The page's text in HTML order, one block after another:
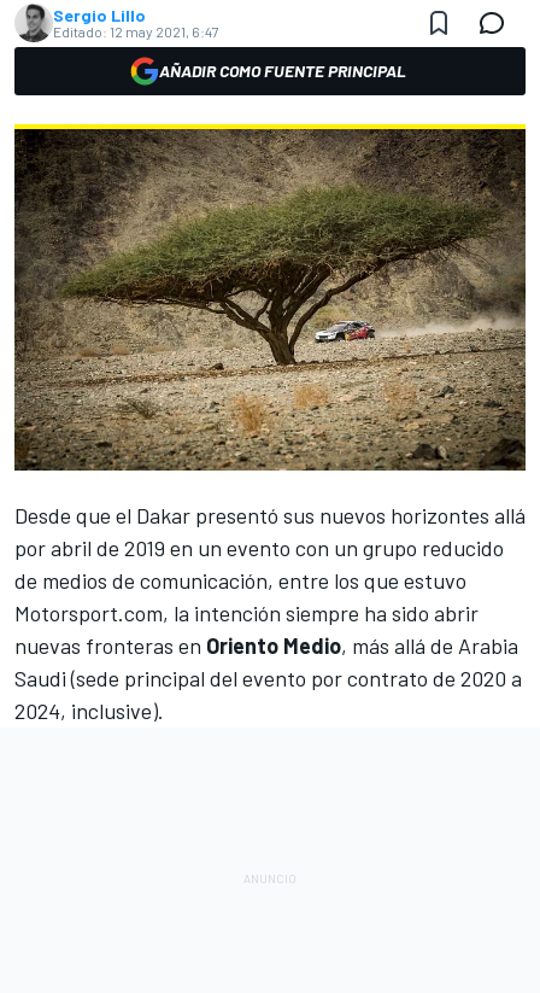
Sergio Lillo
Editado: 12 may 2021, 6:47
AÑADIR COMO FUENTE PRINCIPAL
Desde que el Dakar presentó sus nuevos horizontes allá
por abril de 2019 en un evento con un grupo reducido
de medios de comunicación, entre los que estuvo
Motorsport.com, la intención siempre ha sido abrir
nuevas fronteras en Oriento Medio, más allá de Arabia
Saudi (sede principal del evento por contrato de 2020 a
2024, inclusive).